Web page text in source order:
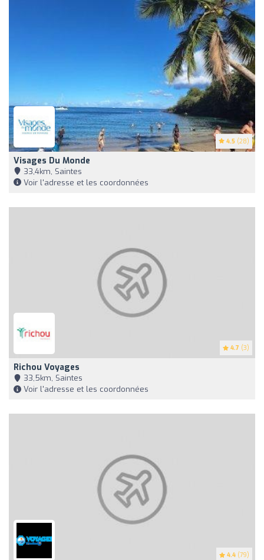
4.5 (28)
Visages Du Monde
33,4km, Saintes
Voir l'adresse et les coordonnées
4.7 (3)
Richou Voyages
33,5km, Saintes
Voir l'adresse et les coordonnées
4.4 (79)